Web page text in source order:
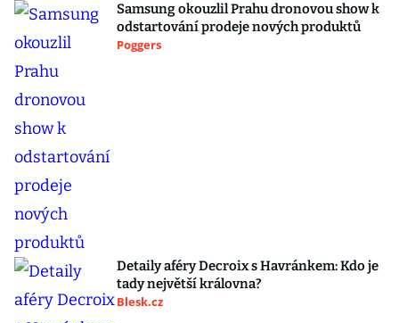
Samsung okouzlil Prahu dronovou show k
odstartování prodeje nových produktů
Poggers
Detaily aféry Decroix s Havránkem: Kdo je
tady největší královna?
Blesk.cz